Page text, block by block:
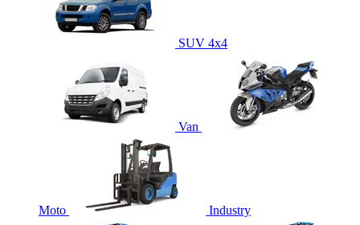
SUV 4x4
Van
Moto Industry